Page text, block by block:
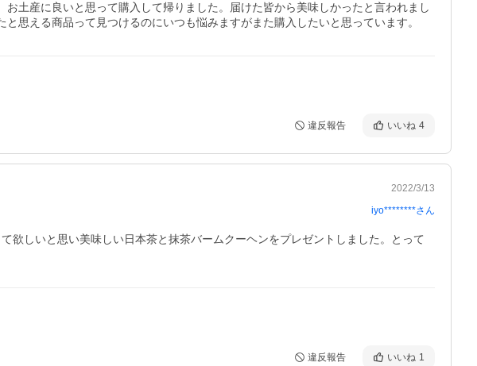
土産に良いと思って購入して帰りました。届けた皆から美味しかったと言われまし
思える商品って見つけるのにいつも悩みますがまた購入したいと思っています。
違反報告 いいね 4
2022/3/13
iyo********さん
欲しいと思い美味しい日本茶と抹茶バームクーヘンをプレゼントしました。とって
違反報告 いいね 1